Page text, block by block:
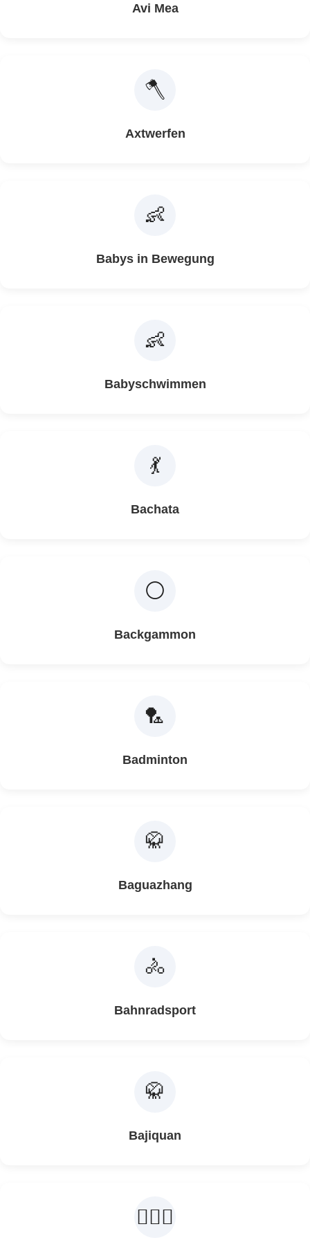
Avi Mea
🪓
Axtwerfen
👶
Babys in Bewegung
👶
Babyschwimmen
💃
Bachata
⚪
Backgammon
🏸
Badminton
🥋
Baguazhang
🚴
Bahnradsport
🥋
Bajiquan
🤸🏽‍♀️